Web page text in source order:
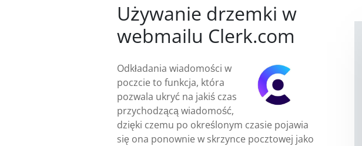
Używanie drzemki w
webmailu Clerk.com
Odkładania wiadomości w
poczcie to funkcja, która
pozwala ukryć na jakiś czas
przychodzącą wiadomość,
dzięki czemu po określonym czasie pojawia
się ona ponownie w skrzynce pocztowej jako